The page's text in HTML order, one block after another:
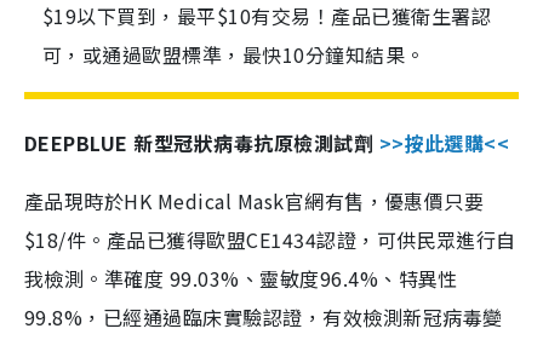
$19以下買到，最平$10有交易！產品已獲衛生署認
可，或通過歐盟標準，最快10分鐘知結果。
DEEPBLUE 新型冠狀病毒抗原檢測試劑 >>按此選購<<
產品現時於HK Medical Mask官網有售，優惠價只要
$18/件。產品已獲得歐盟CE1434認證，可供民眾進行自
我檢測。準確度 99.03%、靈敏度96.4%、特異性
99.8%，已經通過臨床實驗認證，有效檢測新冠病毒變